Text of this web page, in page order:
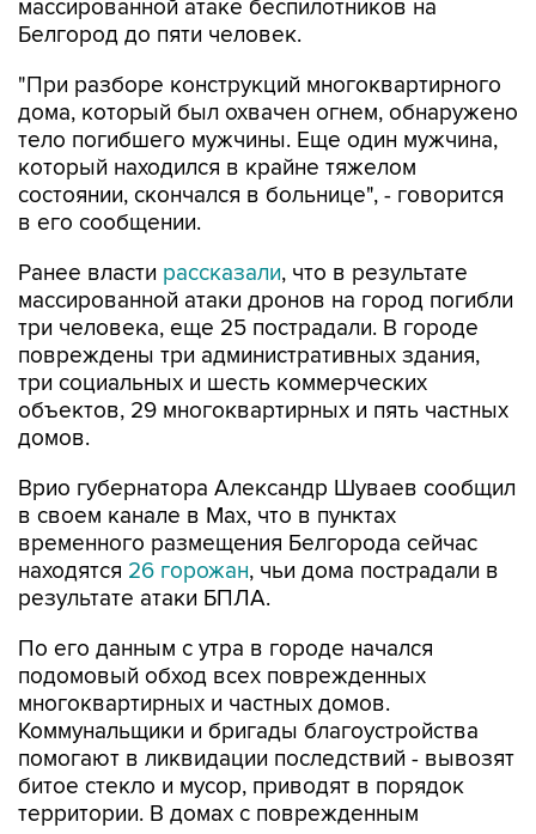
"При разборе конструкций многоквартирного
тело погибшего мужчины. Еще один мужчина,
который находился в крайне тяжелом
состоянии, скончался в больнице", - говорится
в его сообщении.
Ранее властирассказали
три человека, еще 25 пострадали. В городе
повреждены три административных здания,
три социальных и шесть коммерческих
объектов, 29 многоквартирных и пять частных
домов.
Врио губернатора Александр Шуваев сообщил
временного размещения Белгорода сейчас
находятся26 горожан, чьи дома пострадали в
результате атаки БПЛА.
По его данным с утра в городе начался
многоквартирных и частных домов.
Коммунальщики и бригады благоустройства
помогают в ликвидации последствий - вывозят
битое стекло и мусор, приводят в порядок
территории. В домах с поврежденным
остеклением приступили к закрытию
теплового контура по временной схеме.